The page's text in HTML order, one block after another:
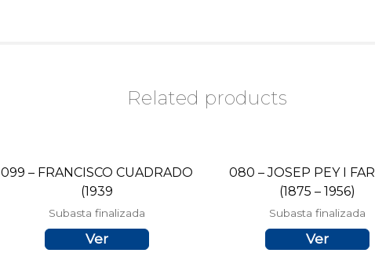
Related products
099 – FRANCISCO CUADRADO
(1939
Subasta finalizada
Ver
080 – JOSEP PEY I
(1875 – 1956)
Subasta finalizada
Ver